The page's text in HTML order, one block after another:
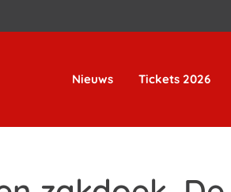
Nieuws Tickets 2026